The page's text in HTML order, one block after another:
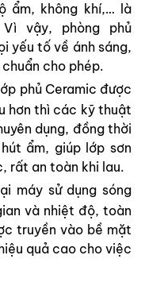
ẩm, không khí,… là
vậy, phòng phủ
yếu tố về ánh sáng,
cho phép.
phủ Ceramic được
hơn thì các kỹ thuật
dụng, đồng thời
ẩm, giúp lớp sơn
rất an toàn khi lau.
máy sử dụng sóng
và nhiệt độ, toàn
truyền vào bề mặt
quả cao cho việc